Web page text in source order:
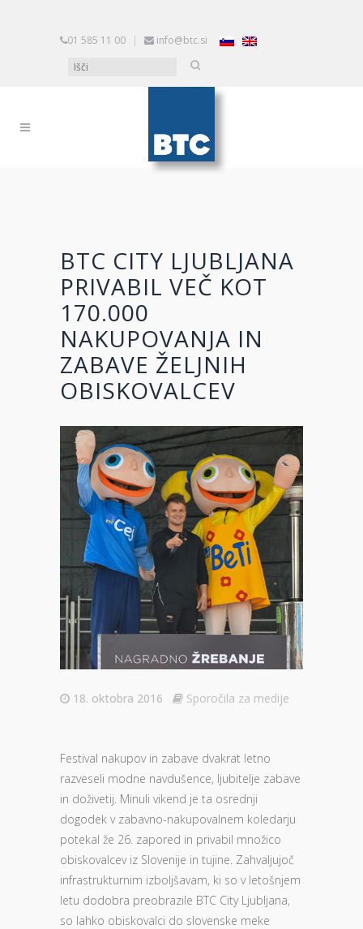
01 585 11 00 | info@btc.si
BTC CITY LJUBLJANA
PRIVABIL VEČ KOT
170.000
NAKUPOVANJA IN
ZABAVE ŽELJNIH
OBISKOVALCEV
18. oktobra 2016 Sporočila za medije
Festival nakupov in zabave dvakrat letno
razveseli modne navdušence, ljubitelje zabave
in doživetij. Minuli vikend je ta osrednji
dogodek v zabavno-nakupovalnem koledarju
potekal že 26. zapored in privabil množico
obiskovalcev iz Slovenije in tujine. Zahvaljujoč
infrastrukturnim izboljšavam, ki so v letošnjem
letu dodobra preobrazile BTC City Ljubljana,
so lahko obiskovalci do slovenske meke